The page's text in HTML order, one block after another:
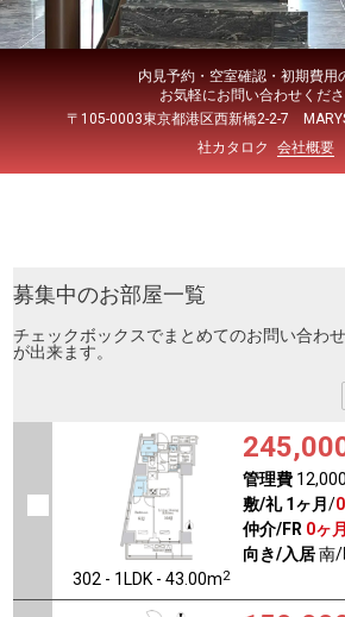
内見予約・空室確認・初期費用
お気軽にお問い合わせくださ
〒105-0003東京都港区西新橋2-2-7
社カタロク
会社概要
募集中のお部屋一覧
チェックボックスでまとめてのお問い合わ
が出来ます。
302 - 1LDK - 43.00m2
管理費
敷/礼 1ヶ月 /
仲介/FR 0ヶ月
向き/入居南/